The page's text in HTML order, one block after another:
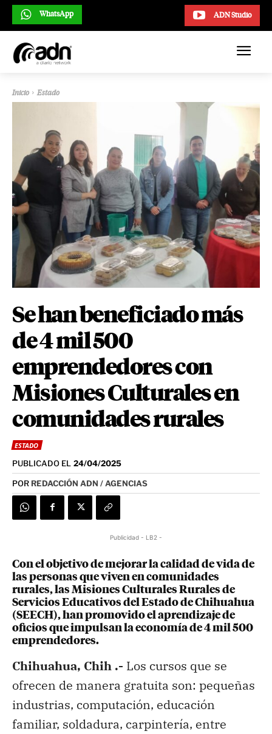
ADN Studio
WhatsApp
Inicio Estado
Se han beneficiado más
de 4 mil 500
emprendedores con
Misiones Culturales en
comunidades rurales
ESTADO
PUBLICADO EL 24/04/2025
POR REDACCIÓN ADN / AGENCIAS
Publicidad - LB2 -
Con el objetivo de mejorar la calidad de vida de
las personas que viven en comunidades
rurales, las Misiones Culturales Rurales de
Servicios Educativos del Estado de Chihuahua
(SEECH), han promovido el aprendizaje de
oficios que impulsan la economía de 4 mil 500
emprendedores.
Chihuahua, Chih .- Los cursos que se
ofrecen de manera gratuita son: pequeñas
industrias, computación, educación
familiar, soldadura, carpintería, entre